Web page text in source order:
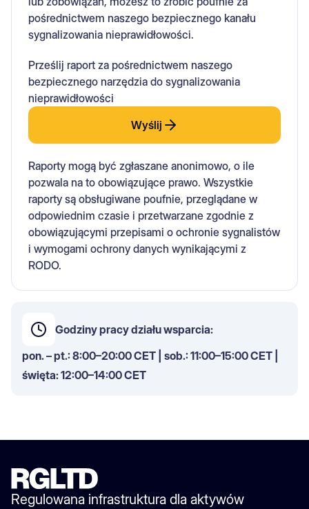
pośrednictwem naszego bezpiecznego kanału
sygnalizowania nieprawidłowości.
Prześlij raport za pośrednictwem naszego
bezpiecznego narzędzia do sygnalizowania
nieprawidłowości
Wyślij
Raporty mogą być zgłaszane anonimowo, o ile
pozwala na to obowiązujące prawo. Wszystkie
raporty są obsługiwane poufnie, przeglądane w
odpowiednim czasie i przetwarzane zgodnie z
obowiązującymi przepisami o ochronie sygnalistów
i wymogami ochrony danych wynikającymi z
RODO.
Godziny pracy działu wsparcia:
pon. – pt.: 8:00–20:00 CET | sob.: 11:00–15:00 CET |
święta: 12:00–14:00 CET
Regulowana infrastruktura dla aktywów